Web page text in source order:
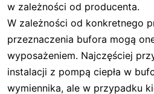
w zależności od producenta.
W zależności od konkretnego
przeznaczenia bufora mogą
wyposażeniem. Najczęściej
instalacji z pompą ciepła w
wymiennika, ale w przypadku